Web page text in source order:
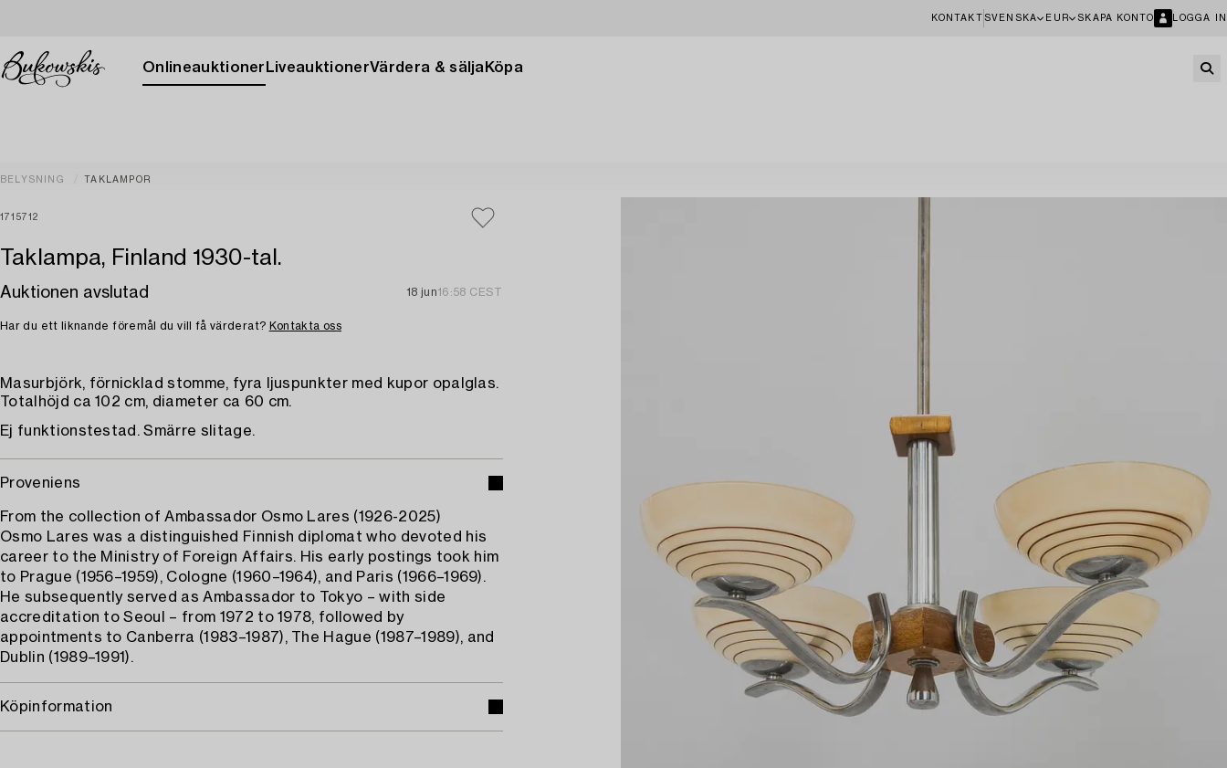
KONTAKT SVENSKA EUR SKAPA KONTO LOGGA IN
Onlineauktioner LiveauktionerVärdera & sälja Köpa
BELYSNING TAKLAMPOR
1715712
Taklampa, Finland 1930-tal.
Auktionen avslutad 18 jun16:58 CEST
Har du ett liknande föremål du vill få värderat? Kontakta oss
Masurbjörk, förnicklad stomme, fyra ljuspunkter med kupor opalglas.
Totalhöjd ca 102 cm, diameter ca 60 cm.
Ej funktionstestad. Smärre slitage.
Proveniens
From the collection of Ambassador Osmo Lares (1926-2025)
Osmo Lares was a distinguished Finnish diplomat who devoted his
career to the Ministry of Foreign Affairs. His early postings took him
to Prague (1956–1959), Cologne (1960–1964), and Paris (1966–1969).
He subsequently served as Ambassador to Tokyo – with side
accreditation to Seoul – from 1972 to 1978, followed by
appointments to Canberra (1983–1987), The Hague (1987–1989), and
Dublin (1989–1991).
Köpinformation